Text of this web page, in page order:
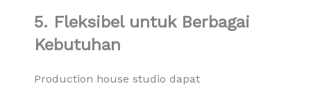
5. Fleksibel untuk Berbagai
Kebutuhan
Production house studio dapat